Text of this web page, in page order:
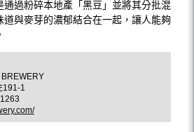
通過粉碎本地產「黑豆」並將其分批混
與麥芽的濃郁結合在一起，讓人能夠
191-1